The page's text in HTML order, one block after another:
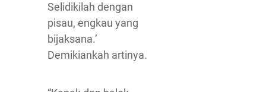
Selidikilah dengan
pisau, engkau yang
bijaksana.’
Demikiankah artinya.